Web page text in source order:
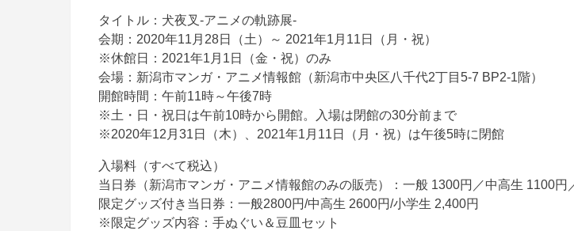
タイトル：犬夜叉-アニメの軌跡展-
会期：2020年11月28日（土）～ 2021年1月11日（月・祝）
※休館日：2021年1月1日（金・祝）のみ
会場：新潟市マンガ・アニメ情報館（新潟市中央区八千代2丁目5-7 BP2-1階）
開館時間：午前11時～午後7時
※土・日・祝日は午前10時から開館。入場は閉館の30分前まで
※2020年12月31日（木）、2021年1月11日（月・祝）は午後5時に閉館
入場料（すべて税込）
当日券（新潟市マンガ・アニメ情報館のみの販売）：一般 1300円／中高生 1100円
限定グッズ付き当日券：一般2800円/中高生 2600円/小学生 2,400円
※限定グッズ内容：手ぬぐい＆豆皿セット